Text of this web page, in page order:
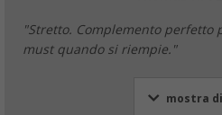
"Stretto. Complemento perfetto
must quando si riempie."
mostra